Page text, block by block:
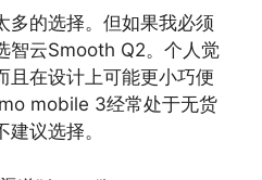
多的选择。但如果我必须
智云Smooth Q2。个人觉
且在设计上可能更小巧便
mobile 3经常处于无货
议选择。